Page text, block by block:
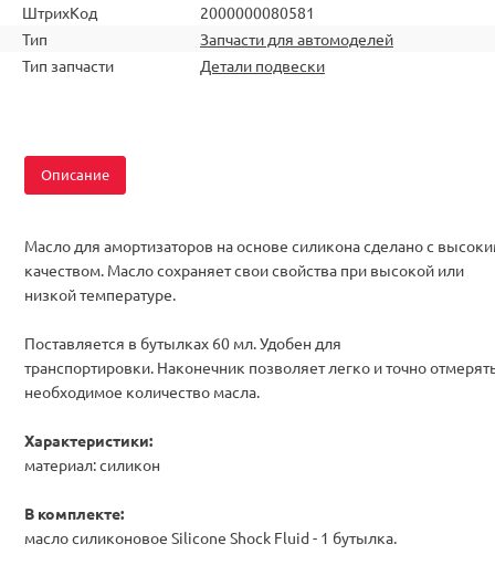
ШтрихКод
2000000080581
Тип
Запчасти для автомоделей
Тип запчасти
Детали подвески
Описание
Масло для амортизаторов на основе силикона сделано с
качеством. Масло сохраняет свои свойства при высокой или
низкой температуре.
Поставляется в бутылках 60 мл. Удобен для
транспортировки. Наконечник позволяет легко и точно
необходимое количество масла.
Характеристики:
материал: силикон
В комплекте:
масло силиконовое Silicone Shock Fluid - 1 бутылка.